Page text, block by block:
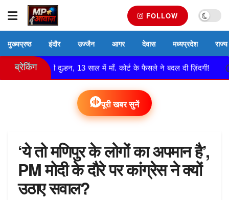
FOLLOW
मुख्यप्रष्ठ इंदौर उज्जैन आगर देवास मध्यप्रदेश राज्य
ब्रेकिंग
बनी दुल्हन, 13 साल में माँ. कोर्ट के फैसले ने बदल दी ज़िंदगी!
पूरी खबर सुनें
‘ये तो मणिपुर के लोगों का अपमान है’,
PM मोदी के दौरे पर कांग्रेस ने क्यों
उठाए सवाल?